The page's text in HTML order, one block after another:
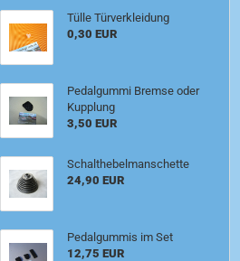
Tülle Türverkleidung
0,30 EUR
Pedalgummi Bremse oder
Kupplung
3,50 EUR
Schalthebelmanschette
24,90 EUR
Pedalgummis im Set
12,75 EUR